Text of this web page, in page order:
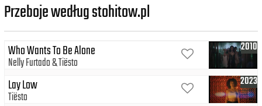
Przeboje według stohitow.pl
2010
Who Wants To Be Alone
Nelly Furtado Tiësto
2023
Lay Low
Tiësto